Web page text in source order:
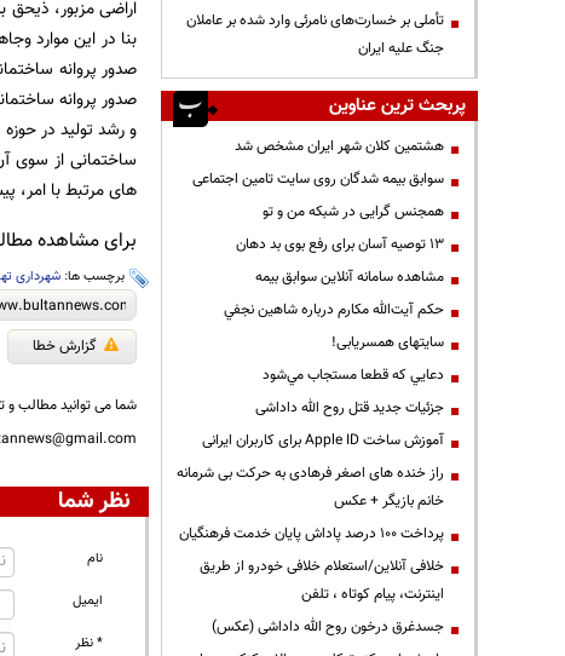
بنا در این موارد
صدور پروانه
صدور پروانه
و رشد تولید در
ساختمانی از سوی
های مرتبط با امر،
برای مشاهده
برچسب ها: شهرداری
گزارش خطا
شما می توانید مطالب و
نظر شما
نام
ایمیل
* نظر
تأملی بر خسارت‌های نامرئی وارد شده بر عاملان
جنگ علیه ایران
پربحث ترین عناوین
هشتمین کلان شهر ایران مشخص شد
سوابق بیمه شدگان روی سایت تامین اجتماعی
همجنس گرایی در شبکه من و تو
13 توصیه آسان برای رفع بوی بد دهان
مشاهده سامانه آنلاين سوابق بیمه
حكم آيت‌الله مكارم درباره شاهين نجفي
سایتهای همسریابی!
دعايي كه قطعا مستجاب مي‌شود
جزئیات جدید قتل روح الله داداشی
آموزش ساخت Apple ID برای کاربران ایرانی
راز خنده های اصغر فرهادی به حرکت بی شرمانه
خانم بازیگر + عکس
پرداخت ۱۰۰ درصد پاداش پایان خدمت فرهنگیان
خلافی آنلاین/استعلام خلافی خودرو از طریق
اینترنت، پیام کوتاه ، تلفن
جسدغرق درخون روح الله داداشی (عکس)